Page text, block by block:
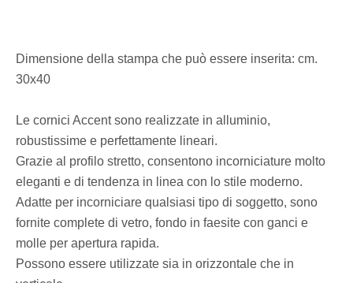
Dimensione della stampa che può essere inserita: cm.
30x40
Le cornici Accent sono realizzate in alluminio,
robustissime e perfettamente lineari.
Grazie al profilo stretto, consentono incorniciature molto
eleganti e di tendenza in linea con lo stile moderno.
Adatte per incorniciare qualsiasi tipo di soggetto, sono
fornite complete di vetro, fondo in faesite con ganci e
molle per apertura rapida.
Possono essere utilizzate sia in orizzontale che in